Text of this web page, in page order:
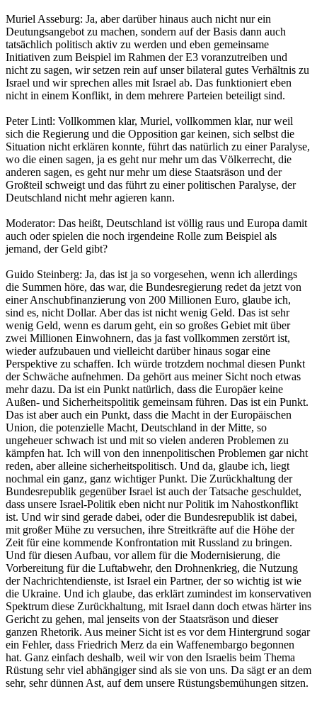
Muriel Asseburg: Ja, aber darüber hinaus auch nicht nur ein
Deutungsangebot zu machen, sondern auf der Basis dann auch
tatsächlich politisch aktiv zu werden und eben gemeinsame
Initiativen zum Beispiel im Rahmen der E3 voranzutreiben und
nicht zu sagen, wir setzen rein auf unser bilateral gutes Verhältnis zu
Israel und wir sprechen alles mit Israel ab. Das funktioniert eben
nicht in einem Konflikt, in dem mehrere Parteien beteiligt sind.
Peter Lintl: Vollkommen klar, Muriel, vollkommen klar, nur weil
sich die Regierung und die Opposition gar keinen, sich selbst die
Situation nicht erklären konnte, führt das natürlich zu einer Paralyse,
wo die einen sagen, ja es geht nur mehr um das Völkerrecht, die
anderen sagen, es geht nur mehr um diese Staatsräson und der
Großteil schweigt und das führt zu einer politischen Paralyse, der
Deutschland nicht mehr agieren kann.
Moderator: Das heißt, Deutschland ist völlig raus und Europa damit
auch oder spielen die noch irgendeine Rolle zum Beispiel als
jemand, der Geld gibt?
Guido Steinberg: Ja, das ist ja so vorgesehen, wenn ich allerdings
die Summen höre, das war, die Bundesregierung redet da jetzt von
einer Anschubfinanzierung von 200 Millionen Euro, glaube ich,
sind es, nicht Dollar. Aber das ist nicht wenig Geld. Das ist sehr
wenig Geld, wenn es darum geht, ein so großes Gebiet mit über
zwei Millionen Einwohnern, das ja fast vollkommen zerstört ist,
wieder aufzubauen und vielleicht darüber hinaus sogar eine
Perspektive zu schaffen. Ich würde trotzdem nochmal diesen Punkt
der Schwäche aufnehmen. Da gehört aus meiner Sicht noch etwas
mehr dazu. Da ist ein Punkt natürlich, dass die Europäer keine
Außen- und Sicherheitspolitik gemeinsam führen. Das ist ein Punkt.
Das ist aber auch ein Punkt, dass die Macht in der Europäischen
Union, die potenzielle Macht, Deutschland in der Mitte, so
ungeheuer schwach ist und mit so vielen anderen Problemen zu
kämpfen hat. Ich will von den innenpolitischen Problemen gar nicht
reden, aber alleine sicherheitspolitisch. Und da, glaube ich, liegt
nochmal ein ganz, ganz wichtiger Punkt. Die Zurückhaltung der
Bundesrepublik gegenüber Israel ist auch der Tatsache geschuldet,
dass unsere Israel-Politik eben nicht nur Politik im Nahostkonflikt
ist. Und wir sind gerade dabei, oder die Bundesrepublik ist dabei,
mit großer Mühe zu versuchen, ihre Streitkräfte auf die Höhe der
Zeit für eine kommende Konfrontation mit Russland zu bringen.
Und für diesen Aufbau, vor allem für die Modernisierung, die
Vorbereitung für die Luftabwehr, den Drohnenkrieg, die Nutzung
der Nachrichtendienste, ist Israel ein Partner, der so wichtig ist wie
die Ukraine. Und ich glaube, das erklärt zumindest im konservativen
Spektrum diese Zurückhaltung, mit Israel dann doch etwas härter ins
Gericht zu gehen, mal jenseits von der Staatsräson und dieser
ganzen Rhetorik. Aus meiner Sicht ist es vor dem Hintergrund sogar
ein Fehler, dass Friedrich Merz da ein Waffenembargo begonnen
hat. Ganz einfach deshalb, weil wir von den Israelis beim Thema
Rüstung sehr viel abhängiger sind als sie von uns. Da sägt er an dem
sehr, sehr dünnen Ast, auf dem unsere Rüstungsbemühungen sitzen.